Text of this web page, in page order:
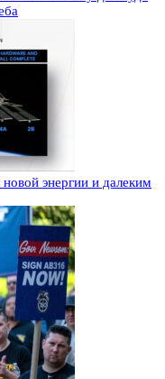
энергии и далеким